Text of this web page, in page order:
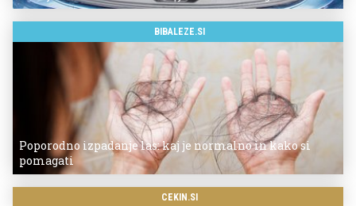
BIBALEZE.SI
Poporodno izpadanje las: kaj je normalno in kako si
pomagati
CEKIN.SI